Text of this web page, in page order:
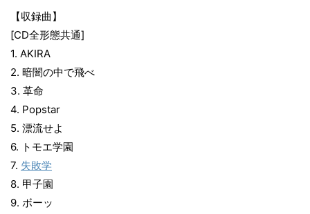
【収録曲】
[CD全形態共通]
1. AKIRA
2. 暗闇の中で飛べ
3. 革命
4. Popstar
5. 漂流せよ
6. トモエ学園
7. 失敗学
8. 甲子園
9. ボーッ